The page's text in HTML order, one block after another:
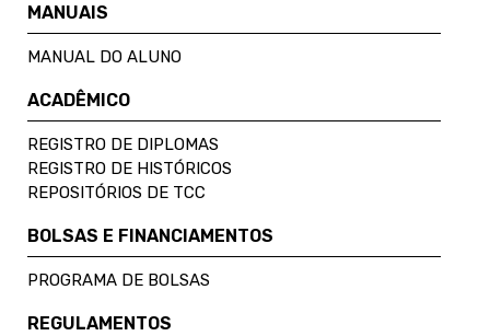
MANUAIS
MANUAL DO ALUNO
ACADÊMICO
REGISTRO DE DIPLOMAS
REGISTRO DE HISTÓRICOS
REPOSITÓRIOS DE TCC
BOLSAS E FINANCIAMENTOS
PROGRAMA DE BOLSAS
REGULAMENTOS